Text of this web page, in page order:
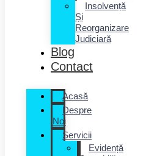
Insolvență
Și
Reorganizare
Judiciară
Blog
Contact
Acasă
Despre
Noi
Servicii
Evidență